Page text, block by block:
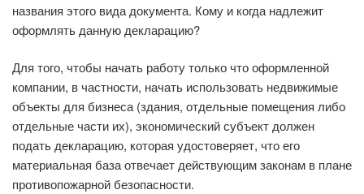
названия этого вида документа. Кому и когда надлежит
оформлять данную декларацию?
Для того, чтобы начать работу только что оформленной
компании, в частности, начать использовать недвижимые
объекты для бизнеса (здания, отдельные помещения либо
отдельные части их), экономический субъект должен
подать декларацию, которая удостоверяет, что его
материальная база отвечает действующим законам в плане
противопожарной безопасности.